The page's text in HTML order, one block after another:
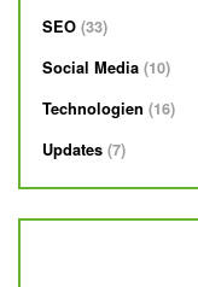
SEO 33
Social Media 10
Technologien 16
Updates 7